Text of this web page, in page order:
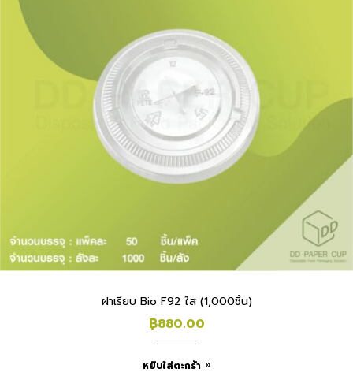
ฝาเรียบ Bio F92 ใส (1,000ชิ้น)
฿880.00
หยิบใส่ตะกร้า